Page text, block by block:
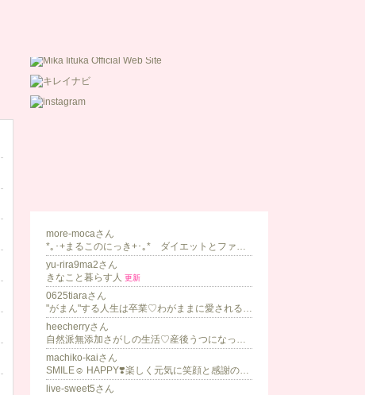
more-mocaさん
*｡･+まるこのにっき+･｡* ダイエットとファッションと。
yu-rira9ma2さん
きなこと暮らす人 更新
0625tiaraさん
"がまん"する人生は卒業♡わがままに愛される私革命 ｜ ゆん
heecherryさん
自然派無添加さがしの生活♡産後うつになったママ
machiko-kaiさん
SMILE☺︎ HAPPY❣️楽しく元気に笑顔と感謝の毎日を╰(*´︶`*)╯♡
live-sweet5さん